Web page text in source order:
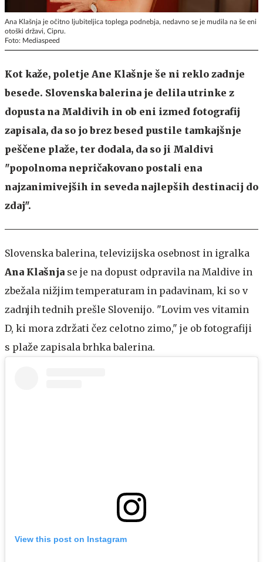
Ana Klašnja je očitno ljubiteljica toplega podnebja, nedavno se je mudila na še eni
otoški državi, Cipru.
Foto: Mediaspeed
Kot kaže, poletje Ane Klašnje še ni reklo zadnje
besede. Slovenska balerina je delila utrinke z
dopusta na Maldivih in ob eni izmed fotografij
zapisala, da so jo brez besed pustile tamkajšnje
peščene plaže, ter dodala, da so ji Maldivi
"popolnoma nepričakovano postali ena
najzanimivejših in seveda najlepših destinacij do
zdaj".
Slovenska balerina, televizijska osebnost in igralka
Ana Klašnja se je na dopust odpravila na Maldive in
zbežala nižjim temperaturam in padavinam, ki so v
zadnjih tednih prešle Slovenijo. "Lovim ves vitamin
D, ki mora zdržati čez celotno zimo," je ob fotografiji
s plaže zapisala brhka balerina.
View this post on Instagram